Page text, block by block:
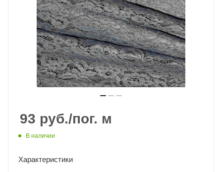
93 руб./пог. м
В наличии
Характеристики